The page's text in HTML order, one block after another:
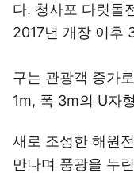
다. 청사포 다릿돌
2017년 개장 이후
구는 관광객 증가
1m, 폭 3m의 U자
새로 조성한 해원
만나며 풍광을 누